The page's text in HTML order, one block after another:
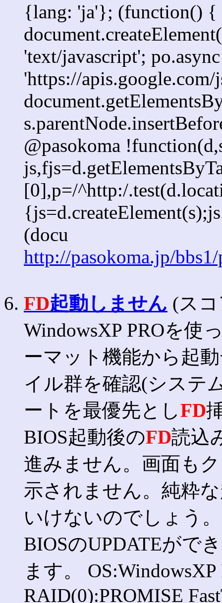
{lang: 'ja'}; (function() {
'text/javascript';
'https://
@pasokoma
[0],p=/^http:/
(docu
http://pasokoma.jp/
6. FD起動しません (ス
WindowsXP PROを使
ーマット機能から起
イル群を確認(システ
ートを最優先としFD
BIOS起動後のFD読込
進みません。画面も
示されません。純粋
いけないのでしょう
BIOSのUPDATEがで
ます。
RAID(0):PROMISE